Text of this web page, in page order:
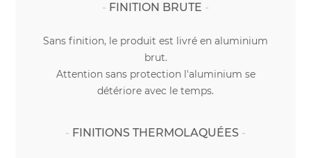
FINITION BRUTE
Sans finition, le produit est livré en aluminium
brut.
Attention sans protection l'aluminium se
détériore avec le temps.
FINITIONS THERMOLAQUÉES